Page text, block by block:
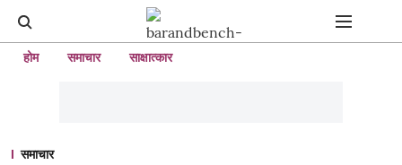
होम समाचार साक्षात्कार
समाचार